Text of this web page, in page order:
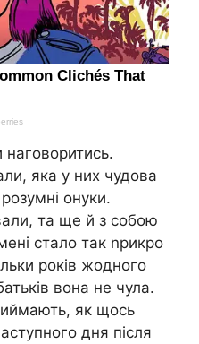
яка у них чудова
онуки.
та ще й з собою
стало так nрикро
років жодного
вона не чула.
як щось
дня після